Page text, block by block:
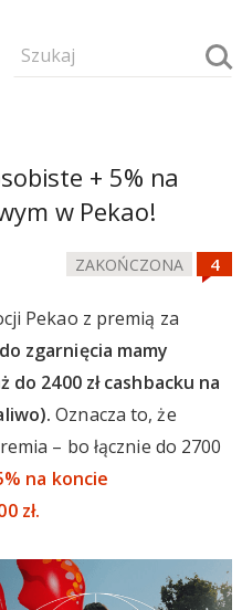
+ 5% na
w Pekao!
ZAKOŃCZONA
Pekao z premią za
zgarnięcia mamy
2400 zł cashbacku na
Oznacza to, że
– bo łącznie do 2700
na koncie
zł.